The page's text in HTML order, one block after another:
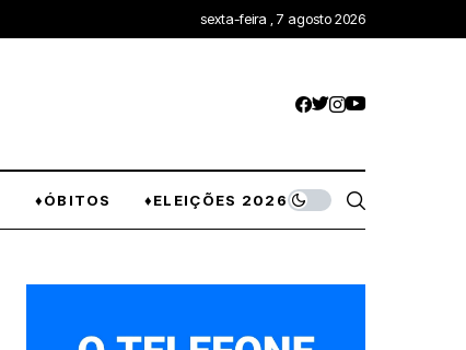
sexta-feira , 7 agosto 2026
♦ÓBITOS ♦ELEIÇÕES 2026